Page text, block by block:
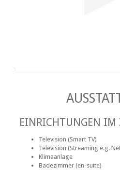
EINRICHTUNGEN IM
Television (Smart TV)
Television (Streaming e.g.
Klimaanlage
Badezimmer (en-suite)